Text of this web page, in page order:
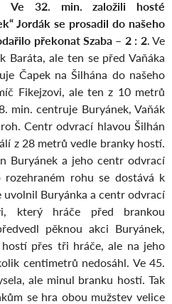
Ve 32. min. založili hosté
Jordák se prosadil do našeho
překonat Szaba – 2 : 2. Ve
Baráta, ale ten se před Vaňáka
Čapek na Šilhána do našeho
Fikejzovi, ale ten z 10 metrů
min. centruje Buryánek, Vaňák
Centr odvrací hlavou Šilhán
z 28 metrů vedle branky hostí.
Buryánek a jeho centr odvrací
rohu se dostává k
uvolnil Buryánka a centr odvrací
který hráče před brankou
pěknou akci Buryánek,
přes tři hráče, ale na jeho
centimetrů nedosáhl. Ve 45.
ale minul branku hostí. Tak
se hra obou mužstev velice